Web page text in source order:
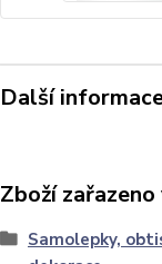
Další
Zboží
Samolepky,